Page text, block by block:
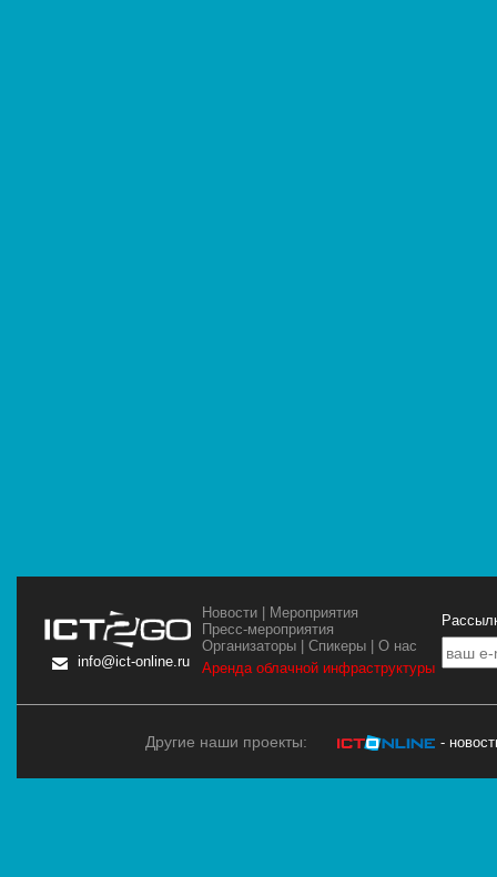
info@ict-online.ru
Новости
Мероприятия
Пресс-мероприятия
Организаторы |Спикеры |О нас
Аренда облачной инфраструктуры
Другие наши проекты: -